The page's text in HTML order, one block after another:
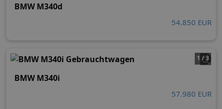
BMW M340d
54.850 EUR
1 / 3
BMW M340i
57.980 EUR